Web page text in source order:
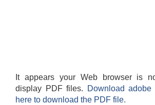
It appears your Web browser is
display PDF files.
Download
here to download the PDF file.